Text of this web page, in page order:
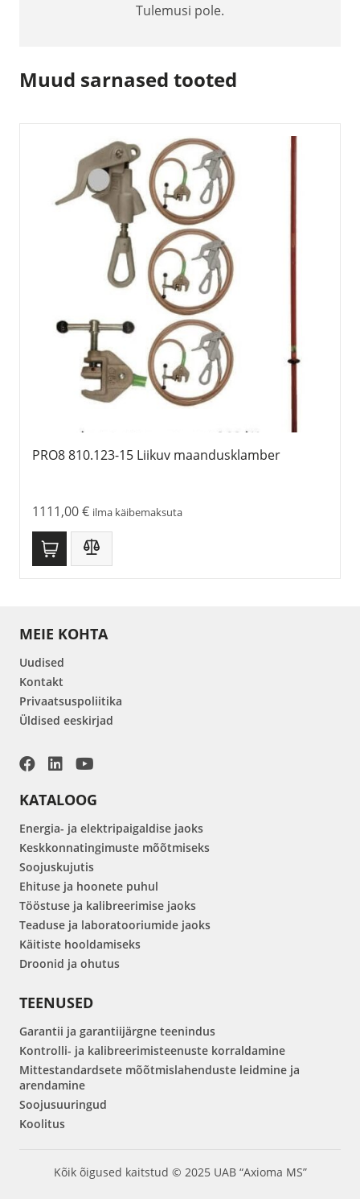
Tulemusi pole.
Muud sarnased tooted
PRO8 810.123-15 Liikuv maandusklamber
1111,00€ ilma käibemaksuta
MEIE KOHTA
Uudised
Kontakt
Privaatsuspoliitika
Üldised eeskirjad
KATALOOG
Energia- ja elektripaigaldise jaoks
Keskkonnatingimuste mõõtmiseks
Soojuskujutis
Ehituse ja hoonete puhul
Tööstuse ja kalibreerimise jaoks
Teaduse ja laboratooriumide jaoks
Käitiste hooldamiseks
Droonid ja ohutus
TEENUSED
Garantii ja garantiijärgne teenindus
Kontrolli- ja kalibreerimisteenuste korraldamine
Mittestandardsete mõõtmislahenduste leidmine ja
arendamine
Soojusuuringud
Koolitus
Kõik õigused kaitstud © 2025 UAB “Axioma MS”